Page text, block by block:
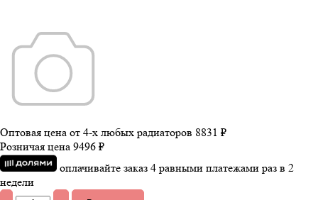
Оптовая цена от 4-х любых радиаторов 8831 ₽
Розничая цена 9496 ₽
оплачивайте заказ 4 равными платежами раз в 2
недели